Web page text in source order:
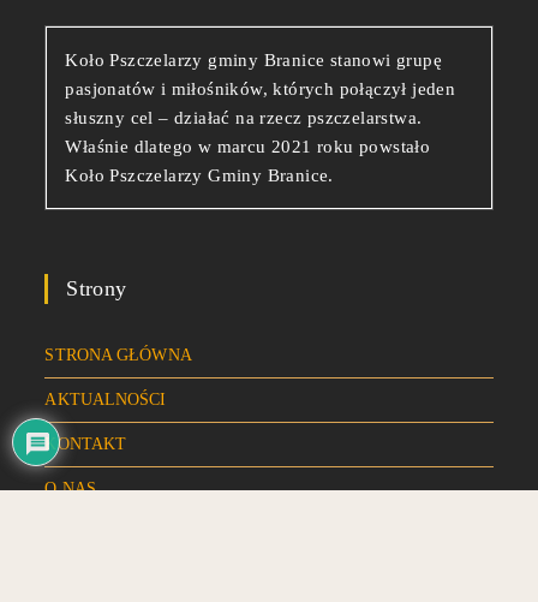
Koło Pszczelarzy gminy Branice stanowi grupę
pasjonatów i miłośników, których połączył jeden
słuszny cel – działać na rzecz pszczelarstwa.
Właśnie dlatego w marcu 2021 roku powstało
Koło Pszczelarzy Gminy Branice.
Strony
STRONA GŁÓWNA
AKTUALNOŚCI
KONTAKT
O NAS